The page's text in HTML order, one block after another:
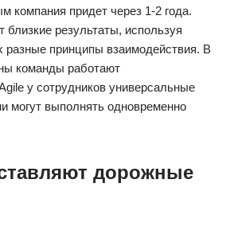
компания придет через 1-2 года.
близкие результаты, используя
разные принципы взаимодействия. В
команды работают
у сотрудников универсальные
могут выполнять одновременно
дорожные